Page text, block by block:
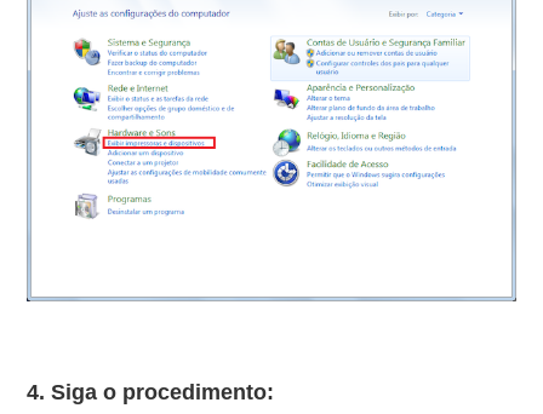
4. Siga o procedimento: